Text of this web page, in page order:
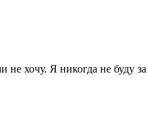
хочу. Я никогда не буду